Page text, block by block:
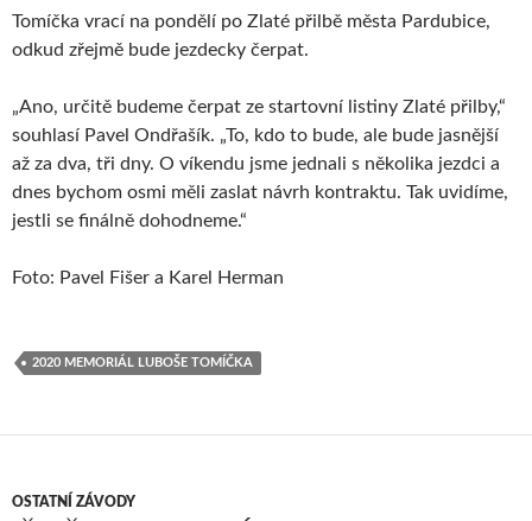
Tomíčka vrací na pondělí po Zlaté přilbě města Pardubice,
odkud zřejmě bude jezdecky čerpat.
„Ano, určitě budeme čerpat ze startovní listiny Zlaté přilby,“
souhlasí Pavel Ondřašík. „To, kdo to bude, ale bude jasnější
až za dva, tři dny. O víkendu jsme jednali s několika jezdci a
dnes bychom osmi měli zaslat návrh kontraktu. Tak uvidíme,
jestli se finálně dohodneme.“
Foto: Pavel Fišer a Karel Herman
2020 MEMORIÁL LUBOŠE TOMÍČKA
OSTATNÍ ZÁVODY